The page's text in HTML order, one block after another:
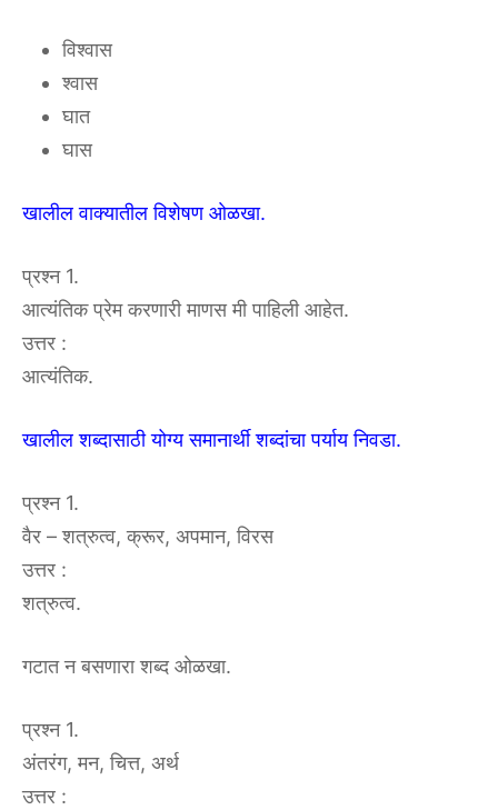
विश्वास
श्वास
घात
घास
खालील वाक्यातील विशेषण ओळखा.
प्रश्न 1.
आत्यंतिक प्रेम करणारी माणस मी पाहिली आहेत.
उत्तर :
आत्यंतिक.
खालील शब्दासाठी योग्य समानार्थी शब्दांचा पर्याय निवडा.
प्रश्न 1.
वैर – शत्रुत्व, क्रूर, अपमान, विरस
उत्तर :
शत्रुत्व.
गटात न बसणारा शब्द ओळखा.
प्रश्न 1.
अंतरंग, मन, चित्त, अर्थ
उत्तर :